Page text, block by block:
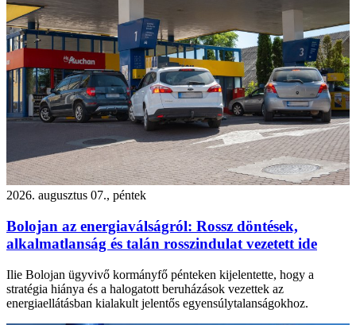
2026. augusztus 07., péntek
Bolojan az energiaválságról: Rossz döntések,
alkalmatlanság és talán rosszindulat vezetett ide
Ilie Bolojan ügyvivő kormányfő pénteken kijelentette, hogy a
stratégia hiánya és a halogatott beruházások vezettek az
energiaellátásban kialakult jelentős egyensúlytalanságokhoz.